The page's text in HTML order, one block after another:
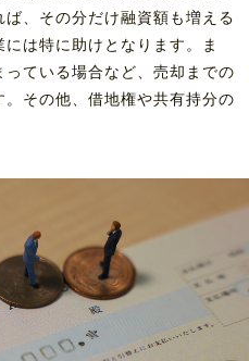
、その分だけ融資額も増える
は特に助けとなります。ま
ている場合など、売却までの
その他、借地権や共有持分の